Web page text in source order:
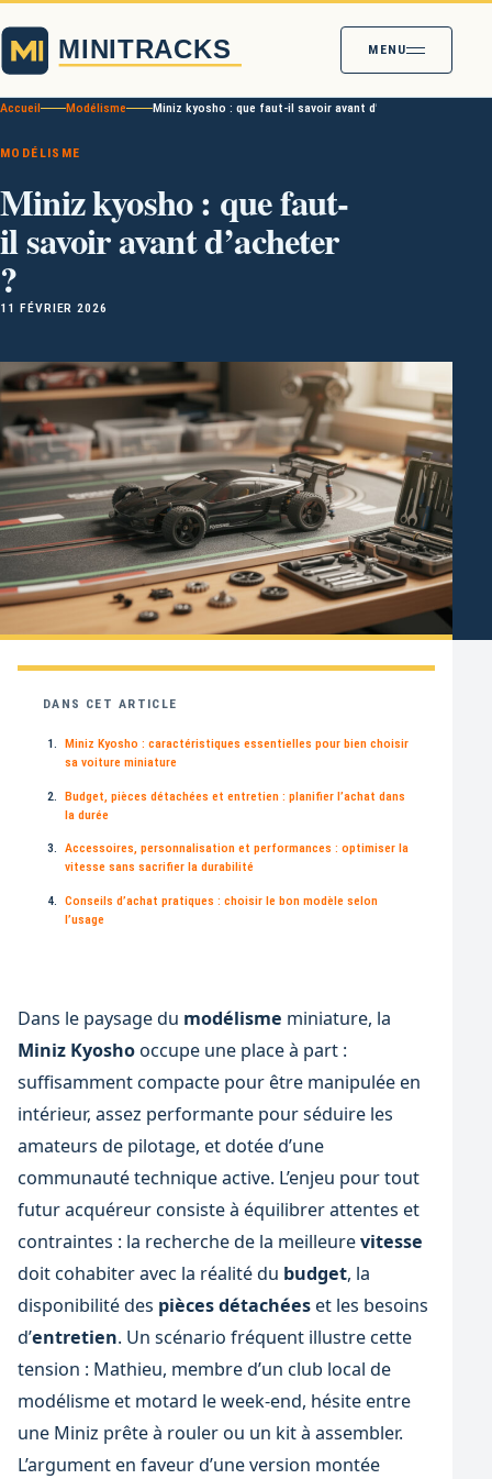
MENU
Accueil Modélisme Miniz kyosho : que faut-il savoir avant d’acheter ?
MODÉLISME
Miniz kyosho : que faut-
il savoir avant d’acheter
?
11 FÉVRIER 2026
DANS CET ARTICLE
Miniz Kyosho : caractéristiques essentielles pour bien choisir
sa voiture miniature
Budget, pièces détachées et entretien : planifier l’achat dans
la durée
Accessoires, personnalisation et performances : optimiser la
vitesse sans sacrifier la durabilité
Conseils d’achat pratiques : choisir le bon modèle selon
l’usage
Dans le paysage du modélisme miniature, la
Miniz Kyoshooccupe une place à part :
suffisamment compacte pour être manipulée en
intérieur, assez performante pour séduire les
amateurs de pilotage, et dotée d’une
communauté technique active. L’enjeu pour tout
futur acquéreur consiste à équilibrer attentes et
contraintes : la recherche de la meilleurevitesse
doit cohabiter avec la réalité du budget, la
disponibilité des pièces détachéeset les besoins
d’entretien. Un scénario fréquent illustre cette
tension : Mathieu, membre d’un club local de
modélisme et motard le week-end, hésite entre
une Miniz prête à rouler ou un kit à assembler.
L’argument en faveur d’une version montée